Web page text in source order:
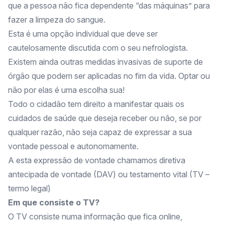
que a pessoa não fica dependente “das máquinas” para
fazer a limpeza do sangue.
Esta é uma opção individual que deve ser
cautelosamente discutida com o seu nefrologista.
Existem ainda outras medidas invasivas de suporte de
órgão que podem ser aplicadas no fim da vida. Optar ou
não por elas é uma escolha sua!
Todo o cidadão tem direito a manifestar quais os
cuidados de saúde que deseja receber ou não, se por
qualquer razão, não seja capaz de expressar a sua
vontade pessoal e autonomamente.
A esta expressão de vontade chamamos diretiva
antecipada de vontade (DAV) ou testamento vital (TV –
termo legal)
Em que consiste o TV?
O TV consiste numa informação que fica online,